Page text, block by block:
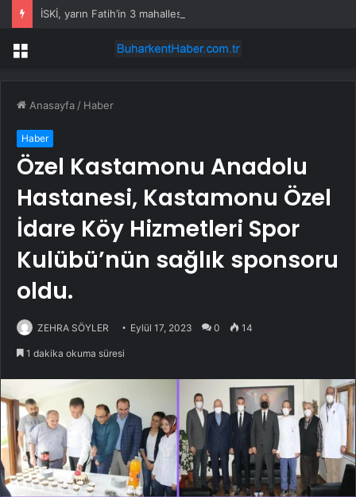
İSKİ, yarın Fatih’in 3 mahallesinde su kesintisi uygulayacak
Menü
Anasayfa / Haber
Haber
Özel Kastamonu Anadolu
Hastanesi, Kastamonu Özel
İdare Köy Hizmetleri Spor
Kulübü’nün sağlık sponsoru
oldu.
ZEHRA SÖYLER Eylül 17, 2023 0 14
1 dakika okuma süresi